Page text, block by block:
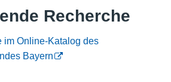
Recherche
im Online-Katalog des
Bayern